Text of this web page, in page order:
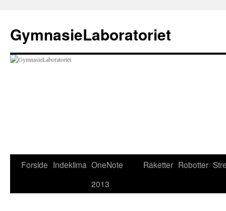
indhold
GymnasieLaboratoriet
Forside Indeklima OneNote
2013
Raketter Robotter